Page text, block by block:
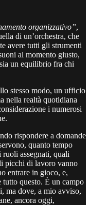
organizzativo”,
di un’orchestra, che
avere tutti gli strumenti
al momento giusto,
un equilibrio fra chi
stesso modo, un ufficio
nella realtà quotidiana
i numerosi
rispondere a domande
quanto tempo
ruoli assegnati, quali
picchi di lavoro vanno
entrare in gioco, e,
tutto questo. È un campo
ma dove, a mio avviso,
ancora oggi,